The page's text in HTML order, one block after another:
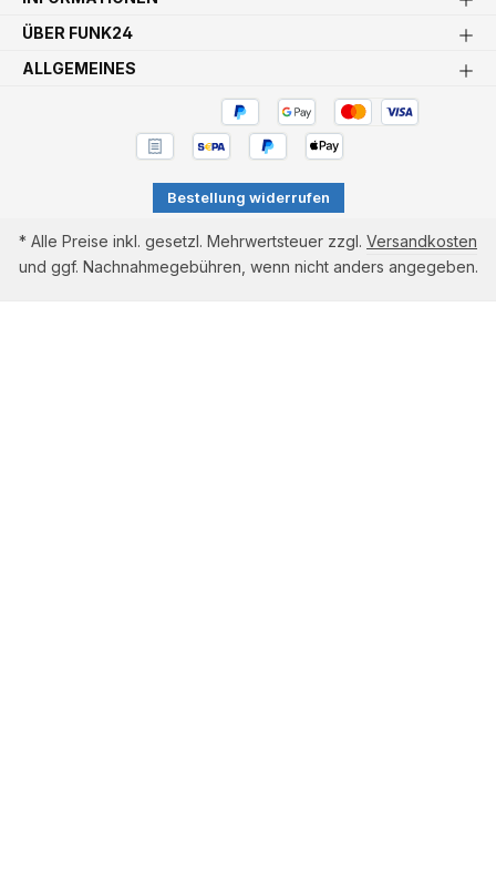
ÜBER FUNK24
ALLGEMEINES
Bestellung widerrufen
* Alle Preise inkl. gesetzl. Mehrwertsteuer zzgl. Versandkosten
und ggf. Nachnahmegebühren, wenn nicht anders angegeben.